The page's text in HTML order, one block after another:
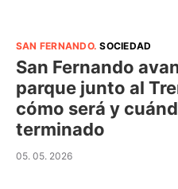
SAN FERNANDO.SOCIEDAD
San Fernando
parque junto al
cómo será y
terminado
05. 05. 2026